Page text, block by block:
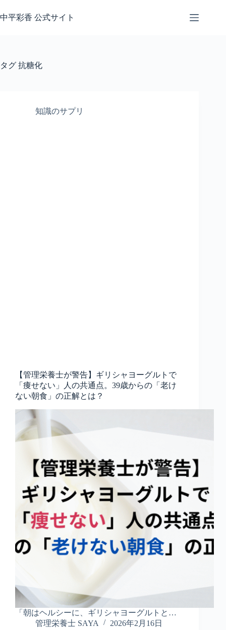
ン
ス
中平彩香 公式サイト
タグ 抗糖化
知識のサプリ
【管理栄養士が警告】ギリシャヨーグルトで
「痩せない」人の共通点。39歳からの「老け
ない朝食」の正解とは？
「朝はヘルシーに、ギリシャヨーグルトと…
管理栄養士 SAYA
2026年2月16日